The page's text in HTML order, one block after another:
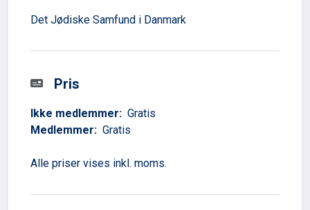
Det Jødiske Samfund i Danmark
Pris
Ikke medlemmer: Gratis
Medlemmer: Gratis
Alle priser vises inkl. moms.